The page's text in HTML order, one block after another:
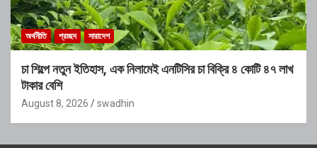
অর্থনীতি প্রচ্ছদ সারাদেশ
চা শিল্পে নতুন ইতিহাস, এক নিলামেই এনটিসির চা বিক্রি ৪ কোটি ৪৭ লাখ
টাকার বেশি
August 8, 2026 swadhin